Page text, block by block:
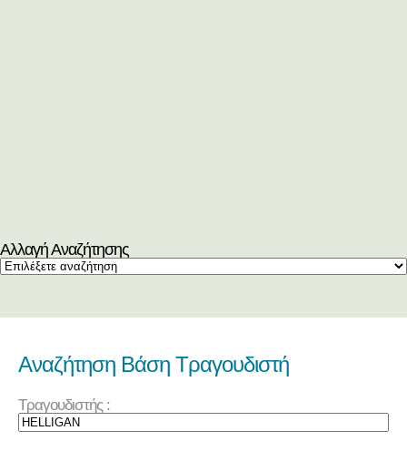
Αλλαγή Αναζήτησης
Αναζήτηση Βάση Τραγουδιστή
Τραγουδιστής :